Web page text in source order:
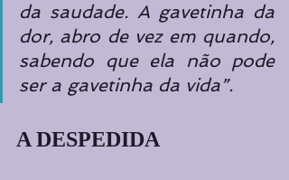
da saudade. A gavetinha da
dor, abro de vez em quando,
sabendo que ela não pode
ser a gavetinha da vida”.
A DESPEDIDA